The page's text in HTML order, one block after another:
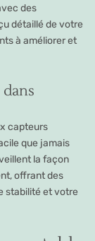
des
détaillé de votre
à améliorer et
capteurs
que jamais
la façon
offrant des
stabilité et votre